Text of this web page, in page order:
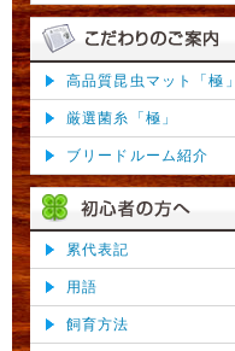
高品質昆虫マット「極」
厳選菌糸「極」
ブリードルーム紹介
累代表記
用語
飼育方法